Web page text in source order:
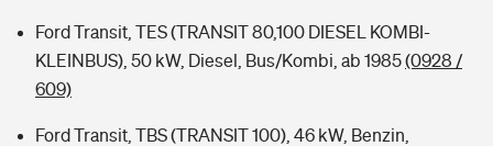
Ford Transit, TES (TRANSIT 80,100 DIESEL KOMBI-
KLEINBUS), 50 kW, Diesel, Bus/Kombi, ab 1985(0928 /
609)
Ford Transit, TBS (TRANSIT 100), 46 kW, Benzin,